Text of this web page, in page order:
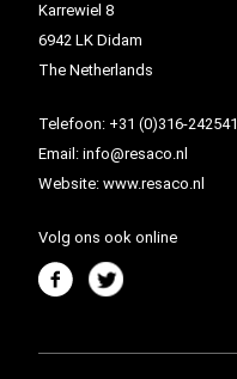
Karrewiel 8
6942 LK Didam
The Netherlands
Telefoon: +31 (0)316-242541
Email: info@resaco.nl
Website: www.resaco.nl
Volg ons ook online